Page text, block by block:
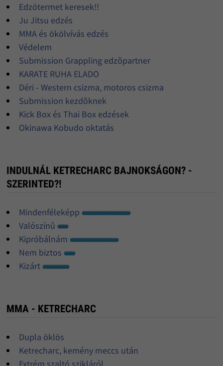
Edzötermet keresek!!
Ju Jitsu edzés
MMA és ökölvívás edzés
Védelem
Submission Grappling edzõpartner
KARATE RUHA ELADO
Déri - Western csizma, motoros csizma
Submission kezdõknek
Kick Box és Thai Box edzések
Okinawa Kobudo oktatás
INDULNÁL KETRECHARC BAJNOKSÁGON? -
SZERINTED?!
Mindenféleképp
Valószínû
Kipróbálnám
Nem biztos
Kizárt
MMA - KETRECHARC
Dupla öklös
Ketrecharc, kemény meccs után